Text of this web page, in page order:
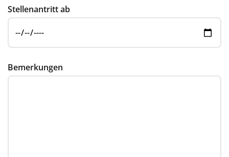
Stellenantritt ab
Bemerkungen